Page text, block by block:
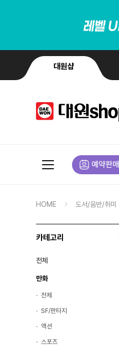
대원샵
예약판매
HOME 도서/음반/취미
카테고리
전체
만화
전체
SF/판타지
액션
스포츠